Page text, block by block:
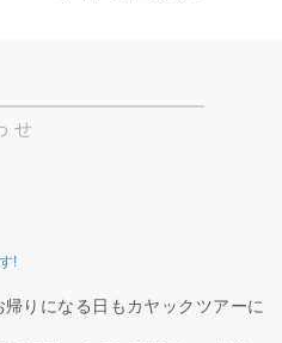
せ
!
りになる日もカヤックツアーに